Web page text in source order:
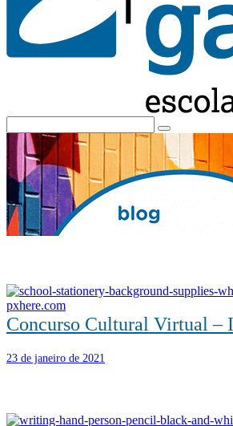
Concurso Cultural Virtual –
23 de janeiro de 2021